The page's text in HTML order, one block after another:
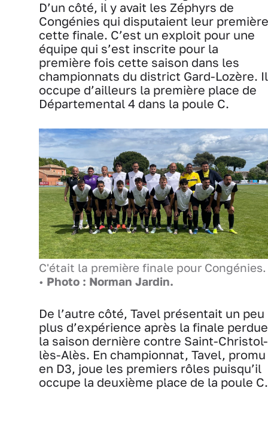
D’un côté, il y avait les Zéphyrs de
Congénies qui disputaient leur première
cette finale. C’est un exploit pour une
équipe qui s’est inscrite pour la
première fois cette saison dans les
championnats du district Gard-Lozère. Il
occupe d’ailleurs la première place de
Départemental 4 dans la poule C.
C'était la première finale pour Congénies.
• Photo : Norman Jardin.
De l’autre côté, Tavel présentait un peu
plus d’expérience après la finale perdue
la saison dernière contre Saint-Christol-
lès-Alès. En championnat, Tavel, promu
en D3, joue les premiers rôles puisqu’il
occupe la deuxième place de la poule C.